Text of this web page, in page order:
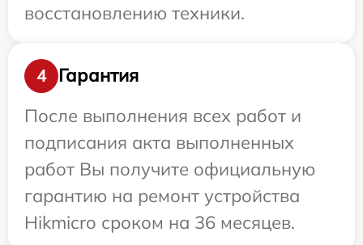
восстановлению техники.
4
Гарантия
После выполнения всех работ и
подписания акта выполненных
работ Вы получите официальную
гарантию на ремонт устройства
Hikmicro сроком на 36 месяцев.